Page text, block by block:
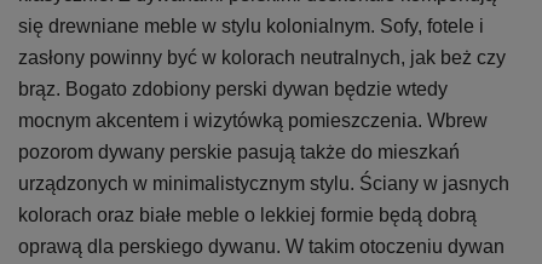
się drewniane meble w stylu kolonialnym. Sofy, fotele i
zasłony powinny być w kolorach neutralnych, jak beż czy
brąz. Bogato zdobiony perski dywan będzie wtedy
mocnym akcentem i wizytówką pomieszczenia. Wbrew
pozorom dywany perskie pasują także do mieszkań
urządzonych w minimalistycznym stylu. Ściany w jasnych
kolorach oraz białe meble o lekkiej formie będą dobrą
oprawą dla perskiego dywanu. W takim otoczeniu dywan